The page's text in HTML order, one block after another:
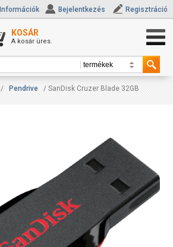
Információk Bejelentkezés Regisztráció
KOSÁR
A kosár üres.
/ Pendrive / SanDisk Cruzer Blade 32GB